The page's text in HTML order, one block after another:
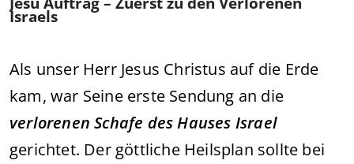
Israels
Als unser Herr Jesus Christus auf die Erde
kam, war Seine erste Sendung an die
verlorenen Schafe des Hauses Israel
gerichtet. Der göttliche Heilsplan sollte bei